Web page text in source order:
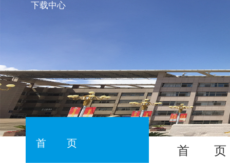
下载中心
首 页
首 页